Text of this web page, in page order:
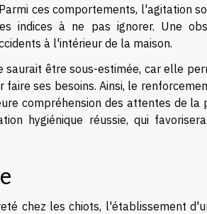
ces comportements, l'agitation
indices à ne pas ignorer. Une
à l'intérieur de la maison.
saurait être sous-estimée, car elle
ses besoins. Ainsi, le
compréhension des attentes de la
hygiénique réussie, qui
chez les chiots, l'établissement